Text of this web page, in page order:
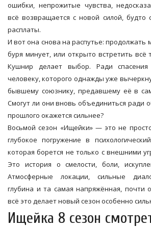
ошибки, непрожитые чувства,
всё возвращается с новой силой, будто
расплаты.
И вот она снова на распутье: продолжать
буря минует, или открыто встретить всё
Кушнир делает выбор. Ради
человеку, которого однажды уже
бывшему союзнику, предавшему её в
Смогут ли они вновь объединиться ради
прошлого окажется сильнее?
Восьмой сезон «Ищейки» — это не
глубокое погружение в
которая борется не только с внешними
Это история о смелости, боли,
Атмосферные локации, сильные
глубина и та самая напряжённая, почти
всё это делает новый сезон особенно
Ищейка 8 сезон